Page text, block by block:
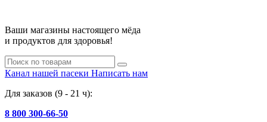
Ваши магазины настоящего мёда
и продуктов для здоровья!
Канал нашей пасеки Написать нам
Для заказов (9 - 21 ч):
8 800 300-66-50